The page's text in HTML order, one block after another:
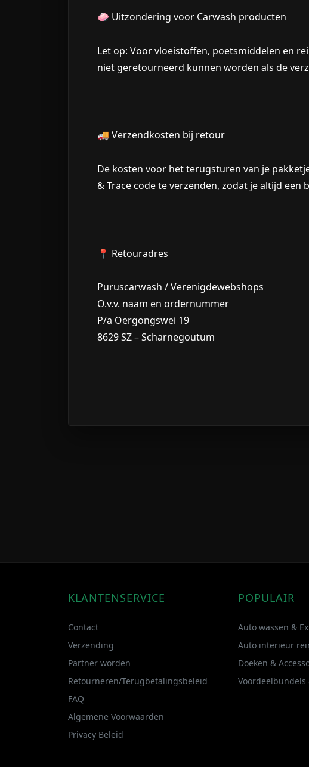
🧼 Uitzondering voor Carwash producten
Let op: Voor vloeistoffen, poetsmiddelen en
niet geretourneerd kunnen worden als de
🚚 Verzendkosten bij retour
De kosten voor het terugsturen van je
& Trace code te verzenden, zodat je altijd een
📍 Retouradres
Puruscarwash / Verenigdewebshops
O.v.v. naam en ordernummer
P/a Oergongswei 19
8629 SZ – Scharnegoutum
KLANTENSERVICE
Contact
Verzending
Partner worden
Retourneren/Terugbetalingsbeleid
FAQ
Algemene Voorwaarden
Privacy Beleid
POPULAIR
Auto wassen &
Auto interieur
Doeken &
Voordeelbundels